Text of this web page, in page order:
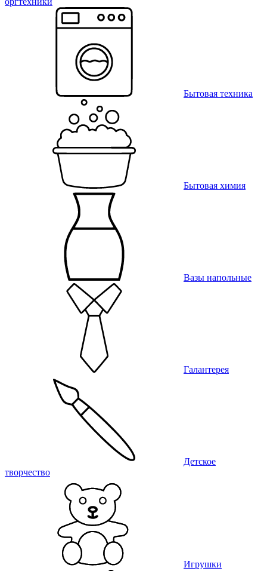
Бытовая техника
Бытовая химия
Вазы напольные
Галантерея
Детское
творчество
Игрушки